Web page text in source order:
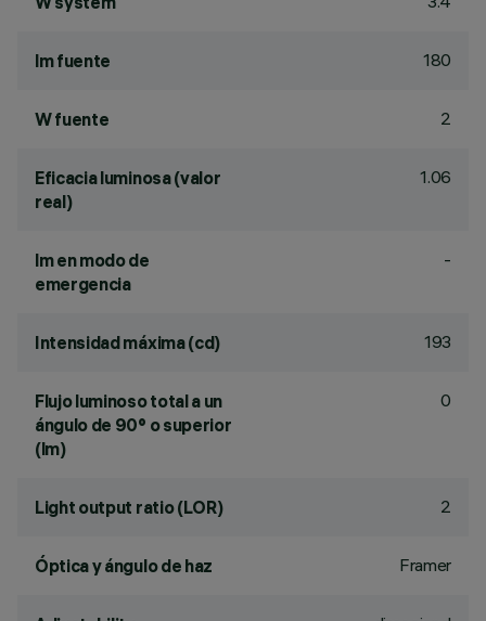
lm fuente 180
W fuente 2
Eficacia luminosa (valor
real)
1.06
lm en modo de
emergencia
-
Intensidad máxima (cd) 193
Flujo luminoso total a un
ángulo de 90° o superior
(lm)
0
Light output ratio (LOR) 2
Óptica y ángulo de haz Framer